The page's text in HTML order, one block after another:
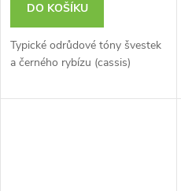
DO KOŠÍKU
Typické odrůdové tóny švestek
a černého rybízu (cassis)